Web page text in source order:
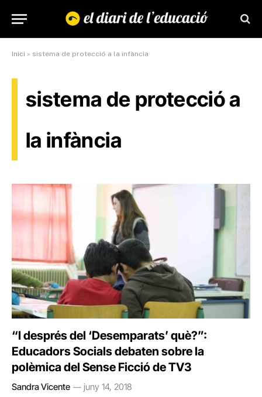
Inici » sistema de protecció a la infància
sistema de protecció a
la infància
“I després del ‘Desemparats’ què?”:
Educadors Socials debaten sobre la
polèmica del Sense Ficció de TV3
Sandra Vicente juny 14, 2018